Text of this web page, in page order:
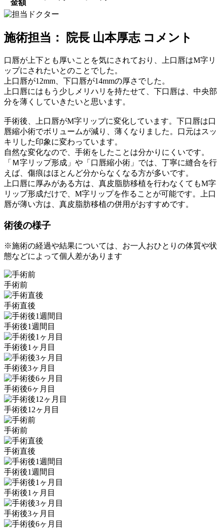
金額
施術担当： 院長 山本厚志 コメント
口唇が上下とも厚いことを気にされており、上口唇はM字リ
ップにされたいとのことでした。
上口唇が12mm、下口唇が14mmの厚さでした。
上口唇にはもう少しメリハリを持たせて、下口唇は、中央部
分を薄くしていきたいと思います。
手術後、上口唇がM字リップに変化しています。下口唇は口
唇縮小術でボリュームが減り、薄くなりました。口元はスッ
キリした印象に変わっています。
自然な変化なので、手術をしたことは分かりにくいです。
「Ｍ字リップ形成」や「口唇縮小術」では、丁寧に縫合を行
えば、傷痕はほとんど分からなくなる方が多いです。
上口唇に厚みがある方は、真皮脂肪移植を行わなくてもM字
リップ形成だけで、M字リップを作ることが可能です。上口
唇が薄い方は、真皮脂肪移植の併用がおすすめです。
術後の様子
※施術の経過や結果については、お一人おひとりの体質や状
態などによって個人差があります
手術前
手術直後
手術後1週間目
手術後1ヶ月目
手術後3ヶ月目
手術後6ヶ月目
手術後12ヶ月目
手術前
手術直後
手術後1週間目
手術後1ヶ月目
手術後3ヶ月目